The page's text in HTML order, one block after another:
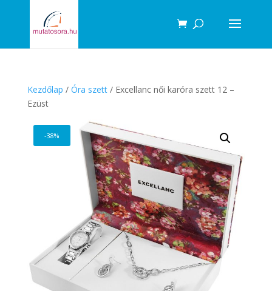
Kezdőlap / Óra szett/ Excellanc női karóra szett 12 –
Ezüst
-38%